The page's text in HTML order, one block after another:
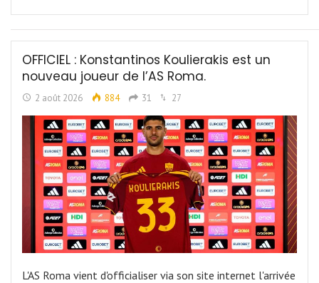
OFFICIEL : Konstantinos Koulierakis est un
nouveau joueur de l’AS Roma.
2 août 2026 884 31 27
L'AS Roma vient d'officialiser via son site internet l'arrivée